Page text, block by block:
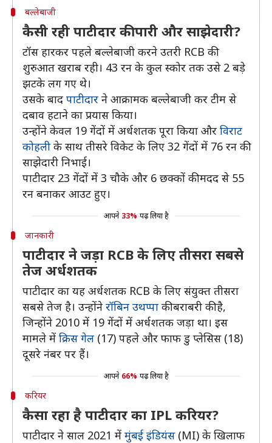
बल्लेबाजी
कैसी रही पाटीदार की पारी और साझेदारी?
टॉस हारकर पहले बल्लेबाजी करने उतरी RCB की
शुरुआत खराब रही। 43 रन के कुल स्कोर तक उसे 2 बड़े
झटके लग गए थे।
उसके बाद पाटीदार ने आक्रामक बल्लेबाजी कर टीम से
दबाव हटाने का प्रयास किया।
उन्होंने केवल 19 गेंदों में अर्धशतक पूरा किया और विराट
कोहली के साथ तीसरे विकेट के लिए 32 गेंदों में 76 रन की
साझेदारी निभाई।
पाटीदार 23 गेंदों में 3 चौके और 6 छक्कों की मदद से 55
रन बनाकर आउट हुए।
आपने 33% पढ़ लिया है
जानकारी
पाटीदार ने जड़ा RCB के लिए तीसरा सबसे
तेज अर्धशतक
पाटीदार का यह अर्धशतक RCB के लिए संयुक्त तीसरा
सबसे तेज है। उन्होंने रॉबिन उथप्पा की बराबरी की है,
जिन्होंने 2010 में 19 गेंदों में अर्धशतक जड़ा था। इस
मामले में क्रिस गेल (17) पहले और फाफ डु प्लेसिस (18)
दूसरे नंबर पर हैं।
आपने 66% पढ़ लिया है
करियर
कैसा रहा है पाटीदार का IPL करियर?
पाटीदार ने साल 2021 में मुंबई इंडियंस(MI) के खिलाफ